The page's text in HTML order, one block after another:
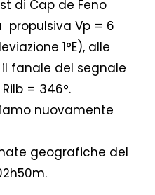
di Cap de Feno
propulsiva Vp = 6
1°E), alle
fanale del segnale
= 346°.
nuovamente
geografiche del